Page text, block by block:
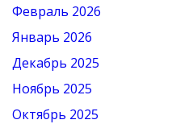
Февраль 2026
Январь 2026
Декабрь 2025
Ноябрь 2025
Октябрь 2025